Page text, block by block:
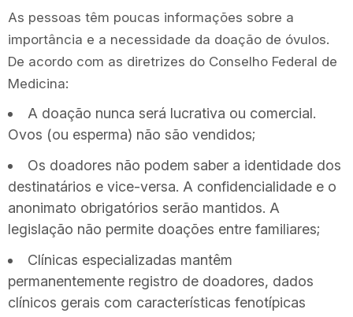
As pessoas têm poucas informações sobre a
importância e a necessidade da doação de óvulos.
De acordo com as diretrizes do Conselho Federal de
Medicina:
A doação nunca será lucrativa ou comercial.
Ovos (ou esperma) não são vendidos;
Os doadores não podem saber a identidade dos
destinatários e vice-versa. A confidencialidade e o
anonimato obrigatórios serão mantidos. A
legislação não permite doações entre familiares;
Clínicas especializadas mantêm
permanentemente registro de doadores, dados
clínicos gerais com características fenotípicas